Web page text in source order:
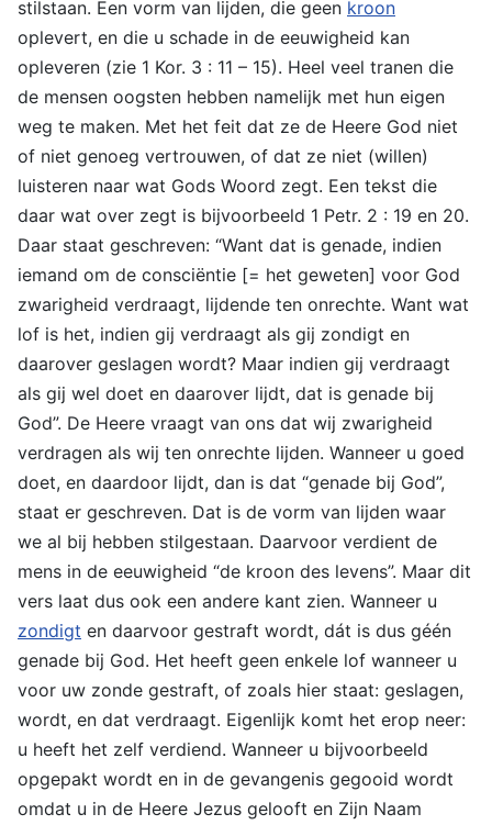
stilstaan. Een vorm van lijden, die geen kroon
oplevert, en die u schade in de eeuwigheid kan
opleveren (zie 1 Kor. 3 : 11 – 15). Heel veel tranen die
de mensen oogsten hebben namelijk met hun eigen
weg te maken. Met het feit dat ze de Heere God niet
of niet genoeg vertrouwen, of dat ze niet (willen)
luisteren naar wat Gods Woord zegt. Een tekst die
daar wat over zegt is bijvoorbeeld 1 Petr. 2 : 19 en 20.
Daar staat geschreven: “Want dat is genade, indien
iemand om de consciëntie [= het geweten] voor God
zwarigheid verdraagt, lijdende ten onrechte. Want wat
lof is het, indien gij verdraagt als gij zondigt en
daarover geslagen wordt? Maar indien gij verdraagt
als gij wel doet en daarover lijdt, dat is genade bij
God”. De Heere vraagt van ons dat wij zwarigheid
verdragen als wij ten onrechte lijden. Wanneer u goed
doet, en daardoor lijdt, dan is dat “genade bij God”,
staat er geschreven. Dat is de vorm van lijden waar
we al bij hebben stilgestaan. Daarvoor verdient de
mens in de eeuwigheid “de kroon des levens”. Maar dit
vers laat dus ook een andere kant zien. Wanneer u
zondigt en daarvoor gestraft wordt, dát is dus géén
genade bij God. Het heeft geen enkele lof wanneer u
voor uw zonde gestraft, of zoals hier staat: geslagen,
wordt, en dat verdraagt. Eigenlijk komt het erop neer:
u heeft het zelf verdiend. Wanneer u bijvoorbeeld
opgepakt wordt en in de gevangenis gegooid wordt
omdat u in de Heere Jezus gelooft en Zijn Naam